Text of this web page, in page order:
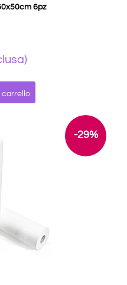
6pz
carrello
-29%